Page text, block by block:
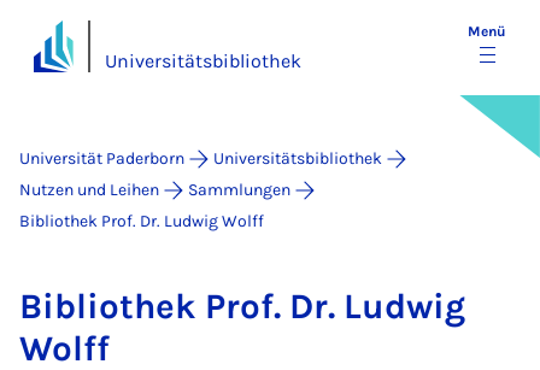
Universitätsbibliothek
Menü
Universität Paderborn
Universitätsbibliothek
Nutzen und Leihen
Sammlungen
Bibliothek Prof. Dr. Ludwig Wolff
Bi­blio­thek Prof. Dr. Lud­wig
Wolff